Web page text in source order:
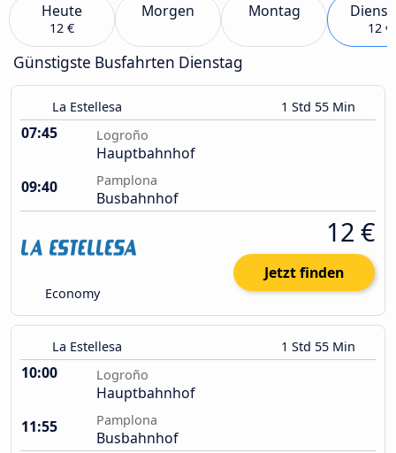
Heute
12 €
Morgen Montag
12 €
Günstigste Busfahrten Dienstag
La Estellesa 1 Std 55 Min
07:45 Logroño
Hauptbahnhof
09:40
Pamplona
Busbahnhof
Economy
12 €
Jetzt finden
La Estellesa 1 Std 55 Min
10:00 Logroño
Hauptbahnhof
11:55
Pamplona
Busbahnhof